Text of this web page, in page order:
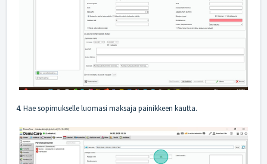
4. Hae sopimukselle luomasi maksaja painikkeen kautta.